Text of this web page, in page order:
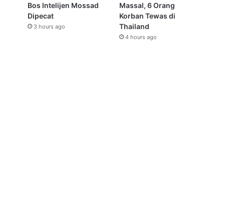
Bos Intelijen Mossad
Dipecat
3 hours ago
Massal, 6 Orang
Korban Tewas di
Thailand
4 hours ago